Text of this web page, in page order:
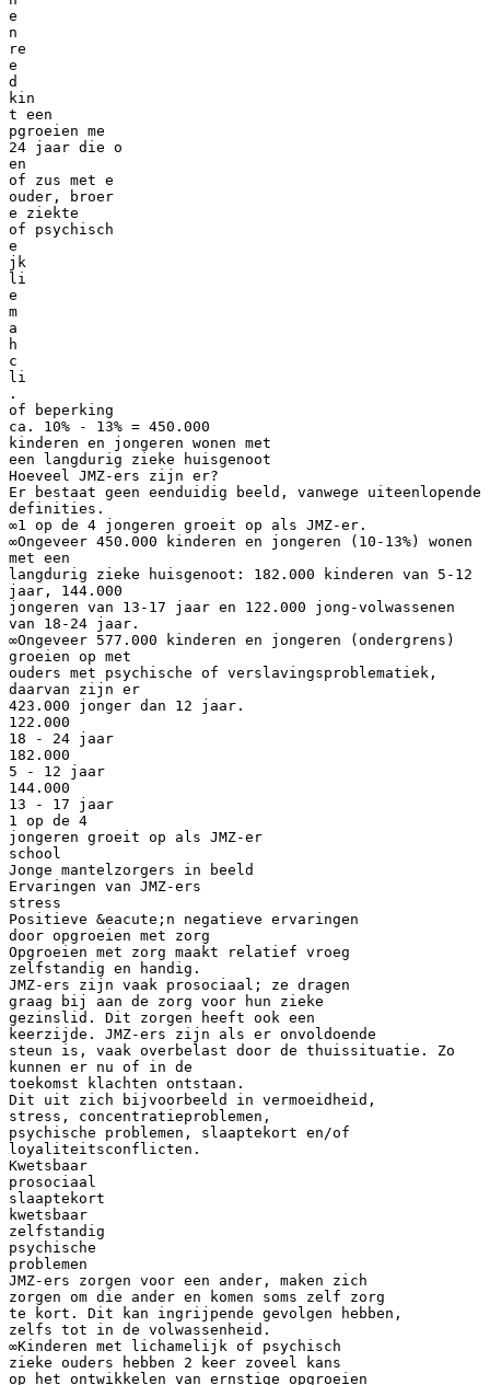
e
n
re
e
d
kin
t een
pgroeien me
24 jaar die o
en
of zus met e
ouder, broer
e ziekte
of psychisch
e
jk
li
e
m
a
h
c
li
.
of beperking
ca. 10% - 13% = 450.000
kinderen en jongeren wonen met
een langdurig zieke huisgenoot
Hoeveel JMZ-ers zijn er?
Er bestaat geen eenduidig beeld, vanwege uiteenlopende
definities.
∞1 op de 4 jongeren groeit op als JMZ-er.
∞Ongeveer 450.000 kinderen en jongeren (10-13%) wonen
met een
langdurig zieke huisgenoot: 182.000 kinderen van 5-12
jaar, 144.000
jongeren van 13-17 jaar en 122.000 jong-volwassenen
van 18-24 jaar.
∞Ongeveer 577.000 kinderen en jongeren (ondergrens)
groeien op met
ouders met psychische of verslavingsproblematiek,
daarvan zijn er
423.000 jonger dan 12 jaar.
122.000
18 - 24 jaar
182.000
5 - 12 jaar
144.000
13 - 17 jaar
1 op de 4
jongeren groeit op als JMZ-er
school
Jonge mantelzorgers in beeld
Ervaringen van JMZ-ers
stress
Positieve &eacute;n negatieve ervaringen
door opgroeien met zorg
Opgroeien met zorg maakt relatief vroeg
zelfstandig en handig.
JMZ-ers zijn vaak prosociaal; ze dragen
graag bij aan de zorg voor hun zieke
gezinslid. Dit zorgen heeft ook een
keerzijde. JMZ-ers zijn als er onvoldoende
steun is, vaak overbelast door de thuissituatie. Zo
kunnen er nu of in de
toekomst klachten ontstaan.
Dit uit zich bijvoorbeeld in vermoeidheid,
stress, concentratieproblemen,
psychische problemen, slaaptekort en/of
loyaliteitsconflicten.
Kwetsbaar
prosociaal
slaaptekort
kwetsbaar
zelfstandig
psychische
problemen
JMZ-ers zorgen voor een ander, maken zich
zorgen om die ander en komen soms zelf zorg
te kort. Dit kan ingrijpende gevolgen hebben,
zelfs tot in de volwassenheid.
∞Kinderen met lichamelijk of psychisch
zieke ouders hebben 2 keer zoveel kans
op het ontwikkelen van ernstige opgroeien